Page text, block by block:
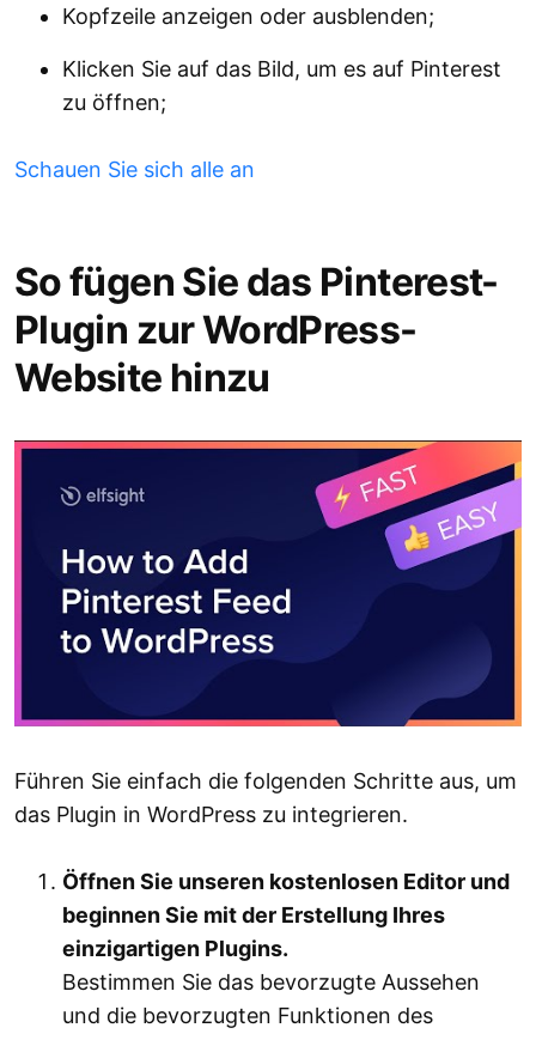
Kopfzeile anzeigen oder ausblenden;
Klicken Sie auf das Bild, um es auf Pinterest
zu öffnen;
Schauen Sie sich alle an
So fügen Sie das Pinterest-
Plugin zur WordPress-
Website hinzu
Führen Sie einfach die folgenden Schritte aus, um
das Plugin in WordPress zu integrieren.
Öffnen Sie unseren kostenlosen Editor und
beginnen Sie mit der Erstellung Ihres
einzigartigen Plugins.
Bestimmen Sie das bevorzugte Aussehen
und die bevorzugten Funktionen des